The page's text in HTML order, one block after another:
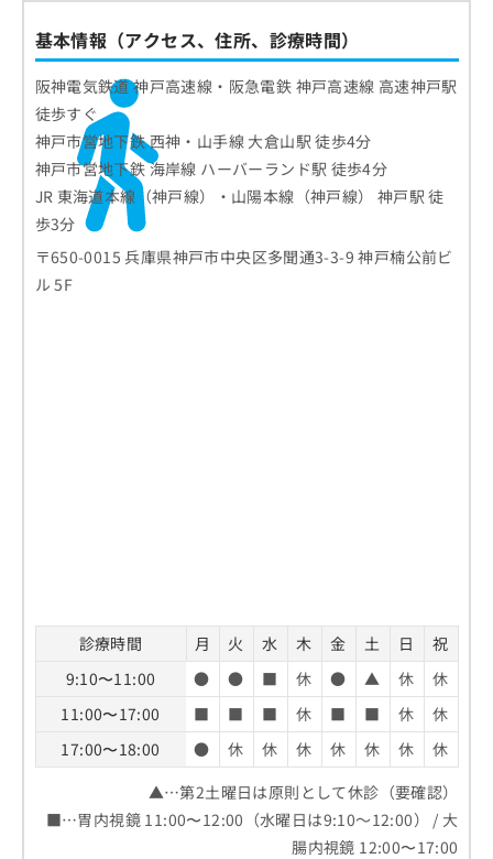
基本情報（アクセス、住所、診療時間）
阪神電気鉄道 神戸高速線・阪急電鉄 神戸高速線 高速神戸駅
徒歩すぐ
神戸市営地下鉄 西神・山手線 大倉山駅 徒歩4分
神戸市営地下鉄 海岸線 ハーバーランド駅 徒歩4分
JR 東海道本線（神戸線）・山陽本線（神戸線） 神戸駅 徒
歩3分
〒650-0015 兵庫県神戸市中央区多聞通3-3-9 神戸楠公前ビ
ル 5F
診療時間 月 火 水 木 金 土 日
祝
9:10〜11:00
● ● ■ 休 ● ▲ 休
休
11:00〜17:00
■ ■ ■ 休 ■ ■ 休
休
17:00〜18:00
● 休 休 休 休 休 休
休
▲…第2土曜日は原則として休診（要確認）
■…胃内視鏡 11:00〜12:00（水曜日は9:10～12:00） / 大
腸内視鏡 12:00〜17:00